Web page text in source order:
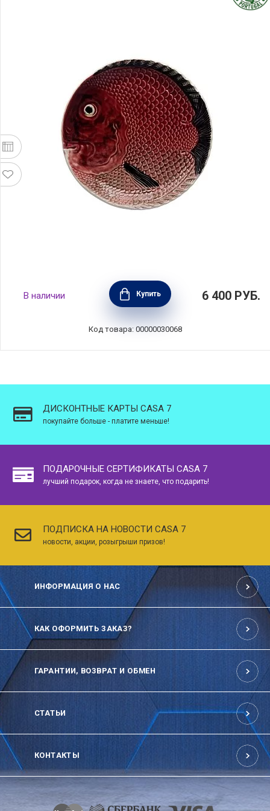
Тарелка пирожковая "Рыбы", диаметр 15,5
см, керамика, Bordallo Pinheiro, Португалия,
BOR65001525
В наличии Купить 6 400 РУБ.
Код товара: 00000030068
ДИСКОНТНЫЕ КАРТЫ CASA 7
покупайте больше - платите меньше!
ПОДАРОЧНЫЕ СЕРТИФИКАТЫ CASA 7
лучший подарок, когда не знаете, что подарить!
ПОДПИСКА НА НОВОСТИ CASA 7
новости, акции, розыгрыши призов!
ИНФОРМАЦИЯ О НАС
КАК ОФОРМИТЬ ЗАКАЗ?
ГАРАНТИИ, ВОЗВРАТ И ОБМЕН
СТАТЬИ
КОНТАКТЫ